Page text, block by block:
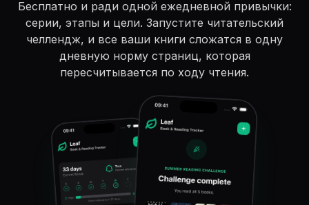
Бесплатно и ради одной ежедневной привычки:
серии, этапы и цели. Запустите читательский
челлендж, и все ваши книги сложатся в одну
дневную норму страниц, которая
пересчитывается по ходу чтения.